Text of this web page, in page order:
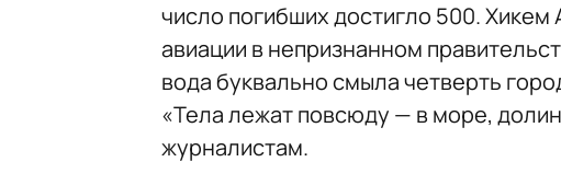
число погибших достигло 500.
авиации в непризнанном
вода буквально смыла четверть
«Тела лежат повсюду — в море,
журналистам.